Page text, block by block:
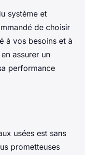
système et
de choisir
à vos besoins et à
assurer un
performance
usées est sans
prometteuses